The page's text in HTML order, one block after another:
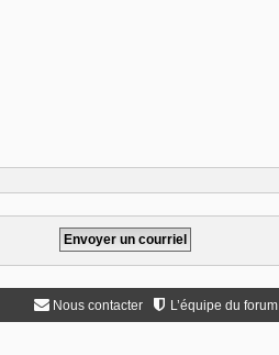
L’équipe du forum
Nous contacter